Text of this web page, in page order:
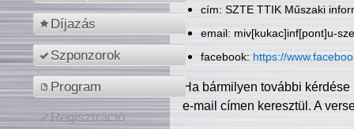
Díjazás
Szponzorok
Program
Regisztráció
cím: SZTE TTIK Műszaki
email: miv[kukac]inf[pont]u-
facebook: https://
Ha bármilyen további
e-mail címen keresztül. A